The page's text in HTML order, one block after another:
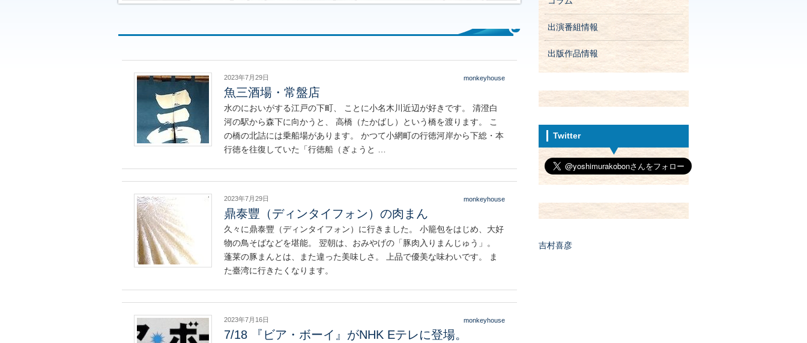
2023年7月29日 monkeyhouse
魚三酒場・常盤店
水のにおいがする江戸の下町、 ことに小名木川近辺が好きです。 清澄白
河の駅から森下に向かうと、 高橋（たかばし）という橋を渡ります。 こ
の橋の北詰には乗船場があります。 かつて小網町の行徳河岸から下総・本
行徳を往復していた「行徳船（ぎょうと …
2023年7月29日 monkeyhouse
鼎泰豐（ディンタイフォン）の肉まん
久々に鼎泰豐（ディンタイフォン）に行きました。 小籠包をはじめ、大好
物の鳥そばなどを堪能。 翌朝は、おみやげの「豚肉入りまんじゅう」。
蓬莱の豚まんとは、また違った美味しさ。 上品で優美な味わいです。 ま
た臺湾に行きたくなります。
2023年7月16日 monkeyhouse
7/18 『ビア・ボーイ』がNHK Eテレに登場。
出演番組情報
出版作品情報
Twitter
吉村喜彦